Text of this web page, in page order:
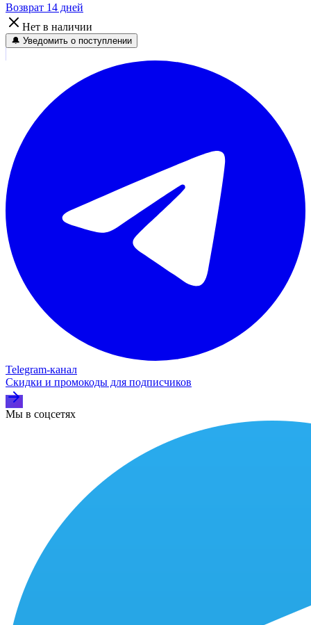
Возврат 14 дней
Нет в наличии
🔔 Уведомить о поступлении
Telegram‑канал
Скидки и промокоды для подписчиков
Мы в соцсетях